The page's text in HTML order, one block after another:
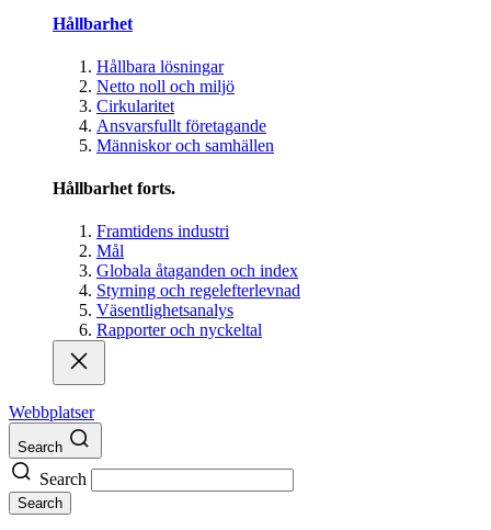
Hållbarhet
Hållbara lösningar
Netto noll och miljö
Cirkularitet
Ansvarsfullt företagande
Människor och samhällen
Hållbarhet forts.
Framtidens industri
Mål
Globala åtaganden och index
Styrning och regelefterlevnad
Väsentlighetsanalys
Rapporter och nyckeltal
Webbplatser
Search
Search
Search